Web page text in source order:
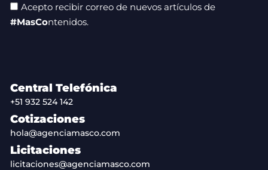
Acepto recibir correo de nuevos artículos de
#MasContenidos.
Central Telefónica
+51 932 524 142
Cotizaciones
hola@agenciamasco.com
Licitaciones
licitaciones@agenciamasco.com